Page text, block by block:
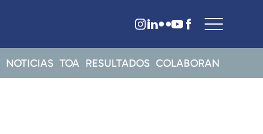
NOTICIAS TOA RESULTADOS COLABORAN